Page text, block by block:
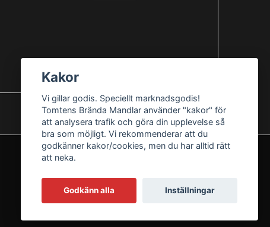
Kakor
Vi gillar godis. Speciellt marknadsgodis!
Tomtens Brända Mandlar använder "kakor" för
att analysera trafik och göra din upplevelse så
bra som möjligt. Vi rekommenderar att du
godkänner kakor/cookies, men du har alltid rätt
att neka.
Godkänn alla Inställningar